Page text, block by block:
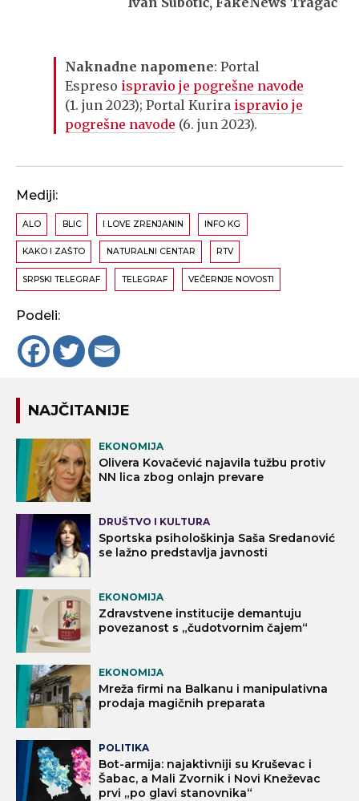
Naknadne napomene: Portal
Espreso ispravio je pogrešne navode
(1. jun 2023); Portal Kurira ispravio je
pogrešne navode (6. jun 2023).
Mediji:
ALO BLIC I LOVE ZRENJANIN INFO KG
KAKO I ZAŠTO NATURALNI CENTAR RTV
SRPSKI TELEGRAF TELEGRAF VEČERNJE NOVOSTI
Podeli:
NAJČITANIJE
EKONOMIJA
Olivera Kovačević najavila tužbu protiv
NN lica zbog onlajn prevare
DRUŠTVO I KULTURA
Sportska psihološkinja Saša Sredanović
se lažno predstavlja javnosti
EKONOMIJA
Zdravstvene institucije demantuju
povezanost s „čudotvornim čajem“
EKONOMIJA
Mreža firmi na Balkanu i manipulativna
prodaja magičnih preparata
POLITIKA
Bot-armija: najaktivniji su Kruševac i
Šabac, a Mali Zvornik i Novi Kneževac
prvi „po glavi stanovnika“